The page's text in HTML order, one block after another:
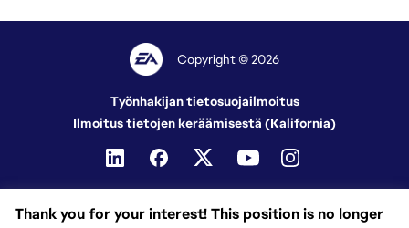
Thank you for your interest! This position is no longer
Copyright © 2026
Työnhakijan tietosuojailmoitus
Ilmoitus tietojen keräämisestä (Kalifornia)